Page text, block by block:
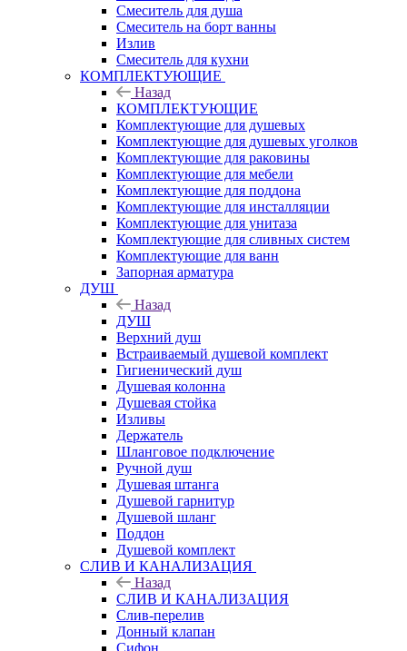
Смеситель для душа
Смеситель на борт ванны
Излив
Смеситель для кухни
КОМПЛЕКТУЮЩИЕ
Назад
КОМПЛЕКТУЮЩИЕ
Комплектующие для душевых
Комплектующие для душевых уголков
Комплектующие для раковины
Комплектующие для мебели
Комплектующие для поддона
Комплектующие для инсталляции
Комплектующие для унитаза
Комплектующие для сливных систем
Комплектующие для ванн
Запорная арматура
ДУШ
Назад
ДУШ
Верхний душ
Встраиваемый душевой комплект
Гигиенический душ
Душевая колонна
Душевая стойка
Изливы
Держатель
Шланговое подключение
Ручной душ
Душевая штанга
Душевой гарнитур
Душевой шланг
Поддон
Душевой комплект
СЛИВ И КАНАЛИЗАЦИЯ
Назад
СЛИВ И КАНАЛИЗАЦИЯ
Слив-перелив
Донный клапан
Сифон